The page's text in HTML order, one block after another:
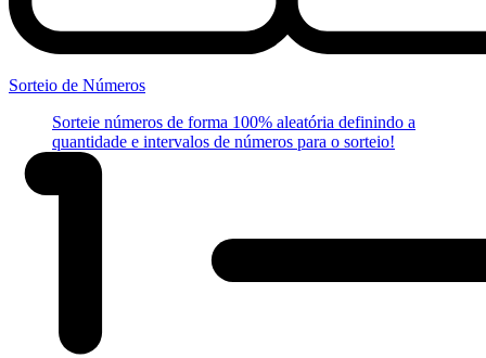
Sorteio de Números
Sorteie números de forma 100% aleatória definindo a
quantidade e intervalos de números para o sorteio!